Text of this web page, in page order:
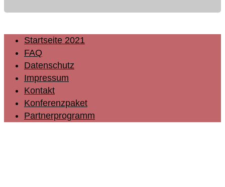
Startseite 2021
FAQ
Datenschutz
Impressum
Kontakt
Konferenzpaket
Partnerprogramm